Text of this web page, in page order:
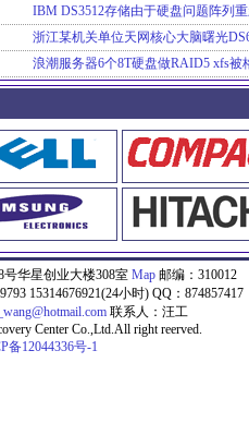
浪潮服务器6个8T硬盘做RAID5 xfs被
华星创业大楼308室 Map 邮编：310012
15314676921(24小时) QQ：874857417
联系人：汪工
Center Co.,Ltd.All right reerved.
备12044336号-1